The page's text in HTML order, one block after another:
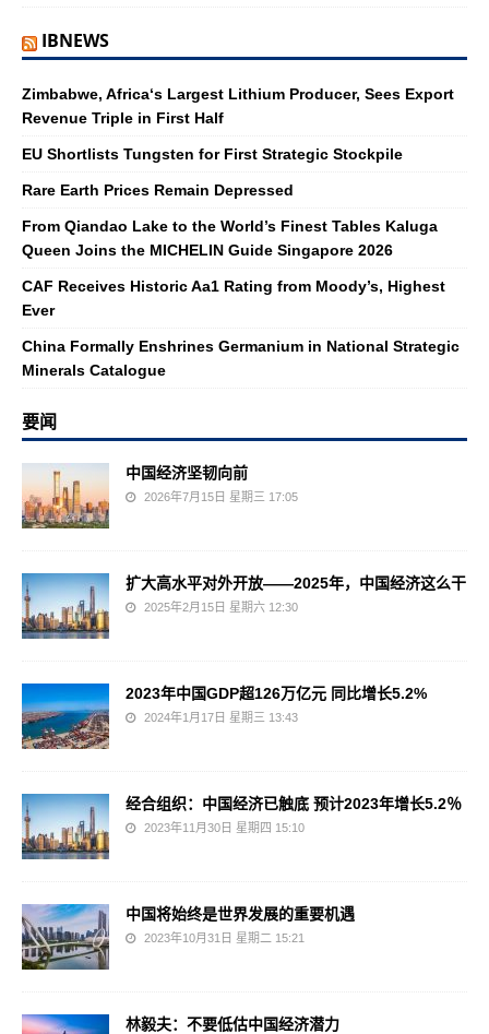
IBNEWS
Zimbabwe, Africa‘s Largest Lithium Producer, Sees Export
Revenue Triple in First Half
EU Shortlists Tungsten for First Strategic Stockpile
Rare Earth Prices Remain Depressed
From Qiandao Lake to the World’s Finest Tables Kaluga
Queen Joins the MICHELIN Guide Singapore 2026
CAF Receives Historic Aa1 Rating from Moody’s, Highest
Ever
China Formally Enshrines Germanium in National Strategic
Minerals Catalogue
要闻
中国经济坚韧向前
2026年7月15日 星期三 17:05
扩大高水平对外开放——2025年，中国经济这么干
2025年2月15日 星期六 12:30
2023年中国GDP超126万亿元 同比增长5.2%
2024年1月17日 星期三 13:43
经合组织：中国经济已触底 预计2023年增长5.2％
2023年11月30日 星期四 15:10
中国将始终是世界发展的重要机遇
2023年10月31日 星期二 15:21
林毅夫：不要低估中国经济潜力